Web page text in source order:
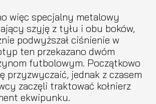
więc specjalny metalowy
szyję z tyłu i obu boków,
podwyższał ciśnienie w
ten przekazano dwóm
futbolowym. Początkowo
przyzwyczaić, jednak z czasem
zaczęli traktować kołnierz
ekwipunku.